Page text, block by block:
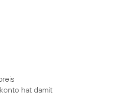
hat damit